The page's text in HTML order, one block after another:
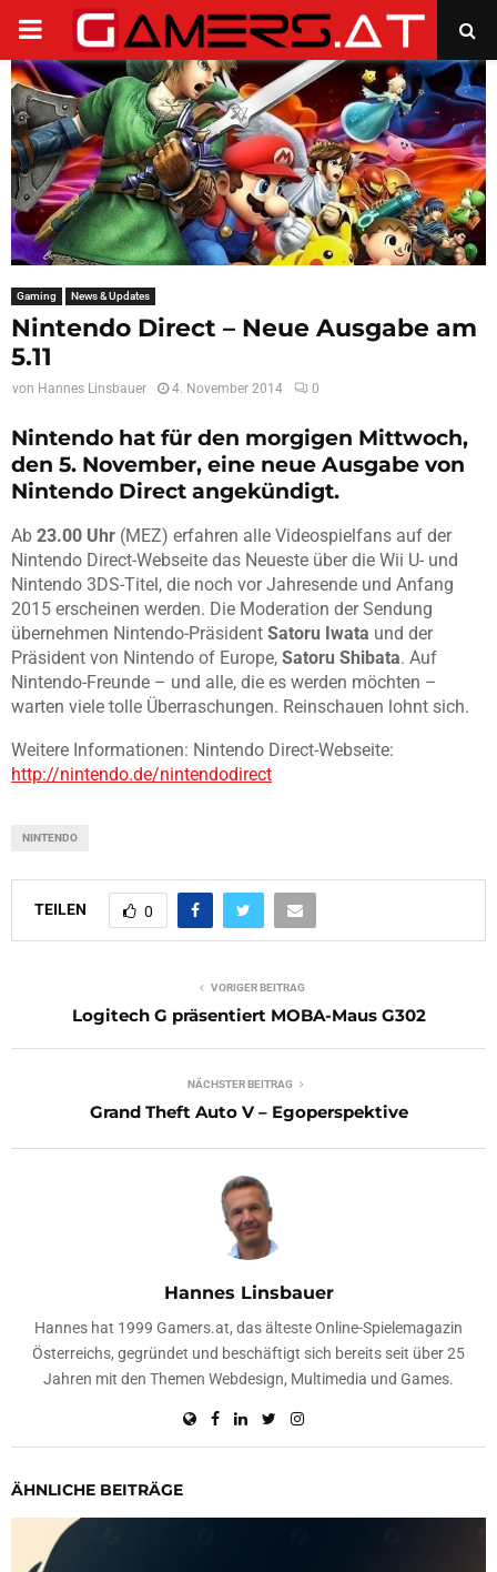
PRIMARY
MENU
Gaming News & Updates
Nintendo Direct – Neue Ausgabe am
5.11
von Hannes Linsbauer 4. November 2014 0
Nintendo hat für den morgigen Mittwoch,
den 5. November, eine neue Ausgabe von
Nintendo Direct angekündigt.
Ab 23.00 Uhr (MEZ) erfahren alle Videospielfans auf der
Nintendo Direct-Webseite das Neueste über die Wii U- und
Nintendo 3DS-Titel, die noch vor Jahresende und Anfang
2015 erscheinen werden. Die Moderation der Sendung
übernehmen Nintendo-Präsident Satoru Iwata und der
Präsident von Nintendo of Europe, Satoru Shibata. Auf
Nintendo-Freunde – und alle, die es werden möchten –
warten viele tolle Überraschungen. Reinschauen lohnt sich.
Weitere Informationen: Nintendo Direct-Webseite:
http://nintendo.de/nintendodirect
NINTENDO
TEILEN 0
VORIGER BEITRAG
Logitech G präsentiert MOBA-Maus G302
NÄCHSTER BEITRAG
Grand Theft Auto V – Egoperspektive
Hannes Linsbauer
Hannes hat 1999 Gamers.at, das älteste Online-Spielemagazin
Österreichs, gegründet und beschäftigt sich bereits seit über 25
Jahren mit den Themen Webdesign, Multimedia und Games.
ÄHNLICHE BEITRÄGE